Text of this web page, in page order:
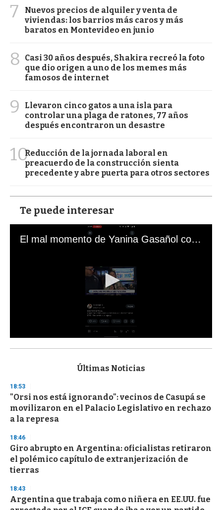
7
Nuevos precios de alquiler y venta de
viviendas: los barrios más caros y más
baratos en Montevideo en junio
8
Casi 30 años después, Shakira recreó la foto
que dio origen a uno de los memes más
famosos de internet
9
Llevaron cinco gatos a una isla para
controlar una plaga de ratones, 77 años
después encontraron un desastre
10Reducción de la jornada laboral en
preacuerdo de la construcción sienta
precedente y abre puerta para otros sectores
Te puede interesar
El mal momento de Yanina Gasañol con un hincha argentino en "Subrayado"
s
d
s
o
f
3
s
e
c
o
n
Últimas Noticias
18:53
"Orsi nos está ignorando": vecinos de Casupá se
movilizaron en el Palacio Legislativo en rechazo
a la represa
18:46
Giro abrupto en Argentina: oficialistas retiraron
el polémico capítulo de extranjerización de
tierras
18:43
Argentina que trabaja como niñera en EE.UU. fue